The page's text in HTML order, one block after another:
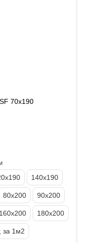
70х190
140х190
80х200 90х200
160х200 180х200
за 1м2